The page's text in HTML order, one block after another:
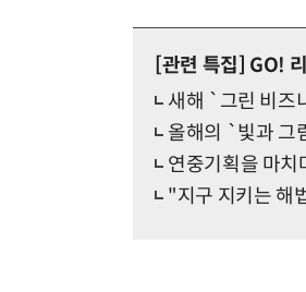
[관련 특집] GO!
새해 `그린 비즈
올해의 `빛과 그
연중기획을 마치
"지구 지키는 해